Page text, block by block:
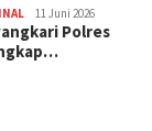
11 Juni 2026
Polres